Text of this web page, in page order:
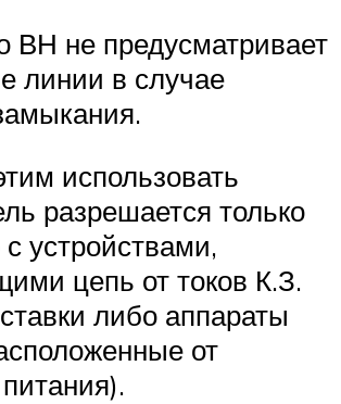
ВН не предусматривает
линии в случае
использовать
разрешается только
устройствами,
цепь от токов К.З.
либо аппараты
от